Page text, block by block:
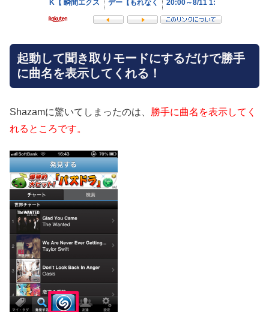
起動して聞き取りモードにするだけで勝手
に曲名を表示してくれる！
Shazamに驚いてしまったのは、 勝手に曲名を表示してく
れるところです。